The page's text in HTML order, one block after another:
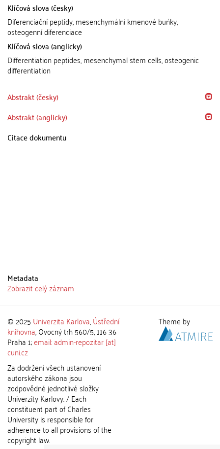
Klíčová slova (česky)
Diferenciační peptidy, mesenchymální kmenové buńky,
osteogenní diferenciace
Klíčová slova (anglicky)
Differentiation peptides, mesenchymal stem cells, osteogenic
differentiation
Abstrakt (česky)
Abstrakt (anglicky)
Citace dokumentu
Metadata
Zobrazit celý záznam
© 2025 Univerzita Karlova,Ústřední
knihovna, Ovocný trh 560/5, 116 36
Praha 1;email: admin-repozitar [at]
cuni.cz
Za dodržení všech ustanovení
autorského zákona jsou
zodpovědné jednotlivé složky
Univerzity Karlovy. / Each
constituent part of Charles
University is responsible for
adherence to all provisions of the
copyright law.
Theme by